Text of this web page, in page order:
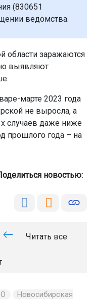
(830651
ведомства.
области заражаются
выявляют
марте 2023 года
не выросла, а
случаев даже ниже
прошлого года – на
новостью:
Читать все
Новосибирская